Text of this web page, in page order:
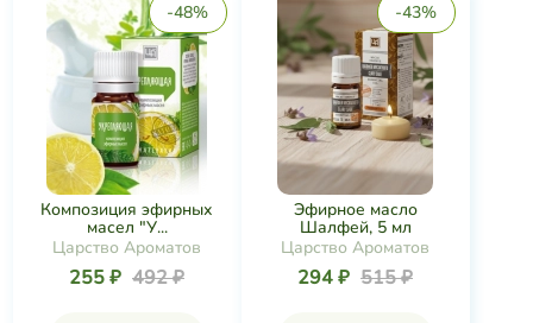
-48%
Композиция эфирных
масел "У...
Царство Ароматов
255 ₽ 492 ₽
-43%
Эфирное масло
Шалфей, 5 мл
Царство Ароматов
294 ₽ 515 ₽